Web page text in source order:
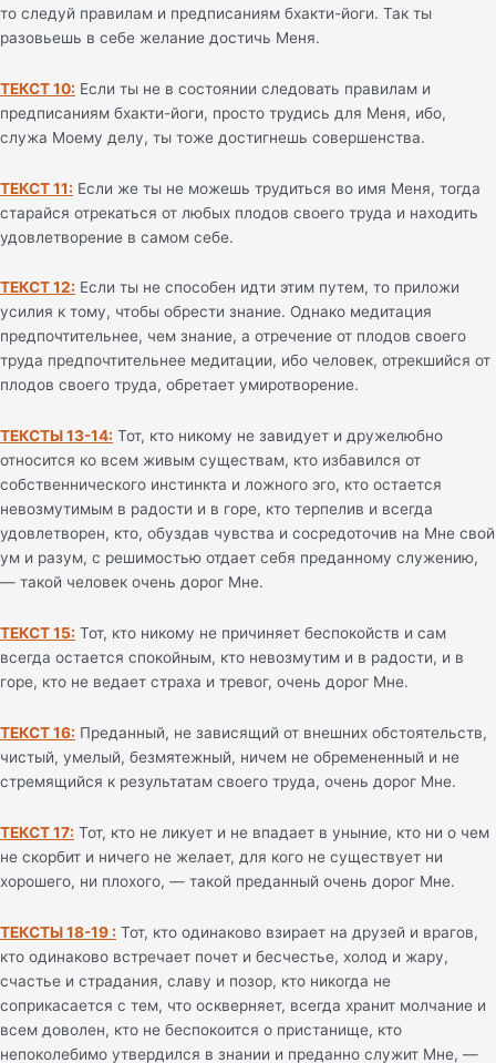
то следуй правилам и предписаниям бхакти-йоги. Так ты
разовьешь в себе желание достичь Меня.
ТЕКСТ 10: Если ты не в состоянии следовать правилам и
предписаниям бхакти-йоги, просто трудись для Меня, ибо,
служа Моему делу, ты тоже достигнешь совершенства.
ТЕКСТ 11: Если же ты не можешь трудиться во имя Меня, тогда
старайся отрекаться от любых плодов своего труда и находить
удовлетворение в самом себе.
ТЕКСТ 12: Если ты не способен идти этим путем, то приложи
усилия к тому, чтобы обрести знание. Однако медитация
предпочтительнее, чем знание, а отречение от плодов своего
труда предпочтительнее медитации, ибо человек, отрекшийся от
плодов своего труда, обретает умиротворение.
ТЕКСТЫ 13-14: Тот, кто никому не завидует и дружелюбно
относится ко всем живым существам, кто избавился от
собственнического инстинкта и ложного эго, кто остается
невозмутимым в радости и в горе, кто терпелив и всегда
удовлетворен, кто, обуздав чувства и сосредоточив на Мне свой
ум и разум, с решимостью отдает себя преданному служению,
— такой человек очень дорог Мне.
ТЕКСТ 15: Тот, кто никому не причиняет беспокойств и сам
всегда остается спокойным, кто невозмутим и в радости, и в
горе, кто не ведает страха и тревог, очень дорог Мне.
ТЕКСТ 16: Преданный, не зависящий от внешних обстоятельств,
чистый, умелый, безмятежный, ничем не обремененный и не
стремящийся к результатам своего труда, очень дорог Мне.
ТЕКСТ 17: Тот, кто не ликует и не впадает в уныние, кто ни о чем
не скорбит и ничего не желает, для кого не существует ни
хорошего, ни плохого, — такой преданный очень дорог Мне.
ТЕКСТЫ 18-19 : Тот, кто одинаково взирает на друзей и врагов,
кто одинаково встречает почет и бесчестье, холод и жару,
счастье и страдания, славу и позор, кто никогда не
соприкасается с тем, что оскверняет, всегда хранит молчание и
всем доволен, кто не беспокоится о пристанище, кто
непоколебимо утвердился в знании и преданно служит Мне, —